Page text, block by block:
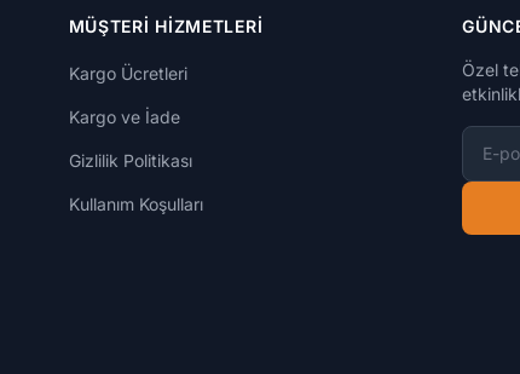
MÜŞTERI HIZMETLERI
Kargo Ücretleri
Kargo ve İade
Gizlilik Politikası
Kullanım Koşulları
Özel
E-